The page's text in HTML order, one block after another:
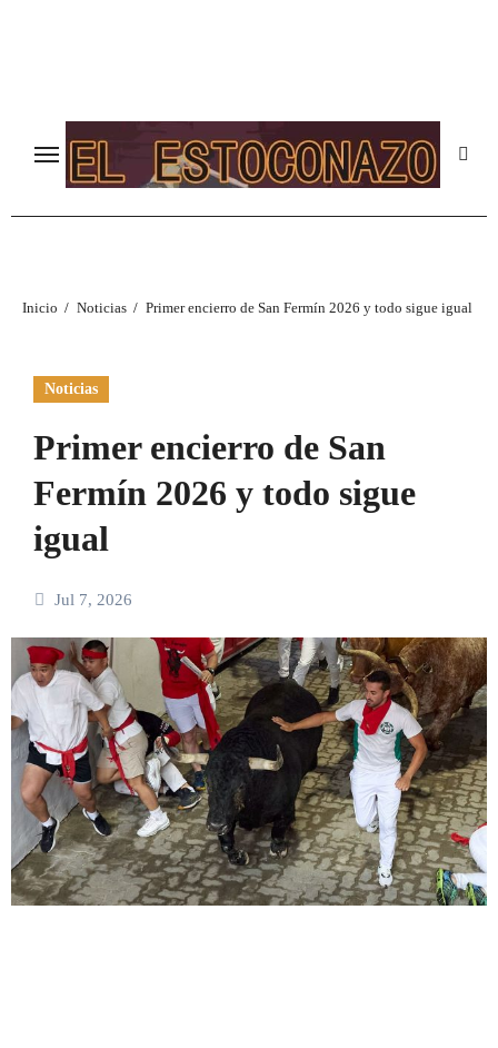
Inicio Noticias Primer encierro de San Fermín 2026 y todo sigue igual
Noticias
Primer encierro de San
Fermín 2026 y todo sigue
igual
Jul 7, 2026